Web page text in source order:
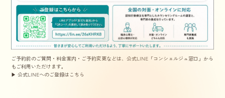
ご予約前のご質問・料金案内・ご予約変更などは、公式LINE「コンシェルジュ窓口」から
もご利用いただけます。
▶ 公式LINEへのご登録はこちら